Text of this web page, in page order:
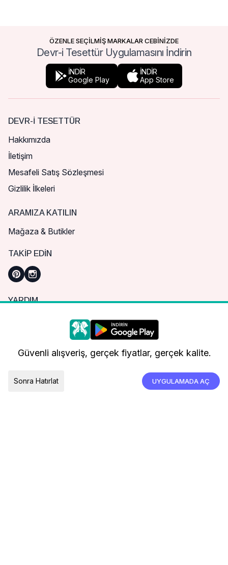
ÖZENLE SEÇİLMİŞ MARKALAR CEBİNİZDE
Devr-i Tesettür Uygulamasını İndirin
İNDİR
Google Play
İNDİR
App Store
DEVR-I TESETTÜR
Hakkımızda
İletişim
Mesafeli Satış Sözleşmesi
Gizlilik İlkeleri
ARAMIZA KATILIN
Mağaza & Butikler
TAKIP EDIN
YARDIM
Sık Sorulan Sorular
Nasıl Sipariş Verebilirim?
Kargo ve Teslimat
Daha iyi bir alışveriş deneyimi için çerezleri
kullanıyoruz.
Güvenli alışveriş, gerçek fiyatlar, gerçek kalite.
Sonra Hatırlat UYGULAMADA AÇ